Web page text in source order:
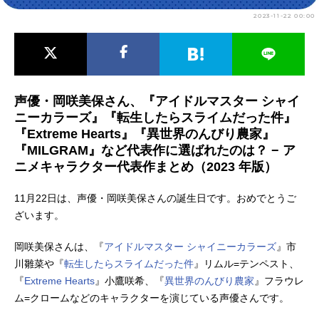
男性声優/女性声優一覧
2023-11-22 00:00
声優・岡咲美保さん、『アイドルマスター シャイ
ニーカラーズ』『転生したらスライムだった件』
『Extreme Hearts』『異世界のんびり農家』
『MILGRAM』など代表作に選ばれたのは？ − ア
ニメキャラクター代表作まとめ（2023 年版）
11月22日は、声優・岡咲美保さんの誕生日です。おめでとうご
ざいます。
岡咲美保さんは、『アイドルマスター シャイニーカラーズ』市
川雛菜や『転生したらスライムだった件』リムル=テンペスト、
『Extreme Hearts』小鷹咲希、『異世界のんびり農家 』フラウレ
ム=クロームなどのキャラクターを演じている声優さんです。